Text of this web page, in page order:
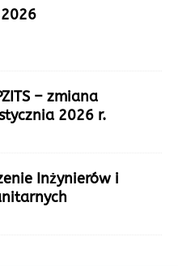
– zmiana
2026 r.
Inżynierów i